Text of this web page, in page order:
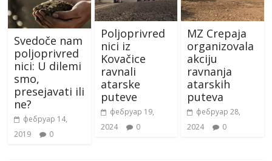
Svedoče nam
poljoprivred
nici: U dilemi
smo,
presejavati ili
ne?
фебруар 14,
2019
0
Poljoprivred
nici iz
Kovačice
ravnali
atarske
puteve
фебруар 19,
2024
0
MZ Crepaja
organizovala
akciju
ravnanja
atarskih
puteva
фебруар 28,
2024
0